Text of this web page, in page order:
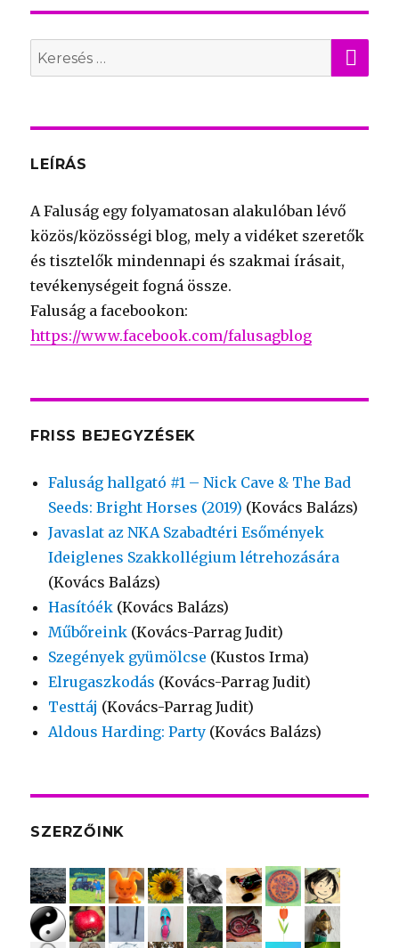
Search
for:
LEÍRÁS
A Faluság egy folyamatosan alakulóban lévő
közös/közösségi blog, mely a vidéket szeretők
és tisztelők mindennapi és szakmai írásait,
tevékenységeit fogná össze.
Faluság a facebookon:
https://www.facebook.com/falusagblog
FRISS BEJEGYZÉSEK
Faluság hallgató #1 – Nick Cave & The Bad
Seeds: Bright Horses (2019) (Kovács Balázs)
Javaslat az NKA Szabadtéri Esőmények
Ideiglenes Szakkollégium létrehozására
(Kovács Balázs)
Hasítóék (Kovács Balázs)
Műbőreink (Kovács-Parrag Judit)
Szegények gyümölcse (Kustos Irma)
Elrugaszkodás (Kovács-Parrag Judit)
Testtáj (Kovács-Parrag Judit)
Aldous Harding: Party (Kovács Balázs)
SZERZŐINK